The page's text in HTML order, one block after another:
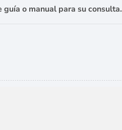
o manual para su consulta.